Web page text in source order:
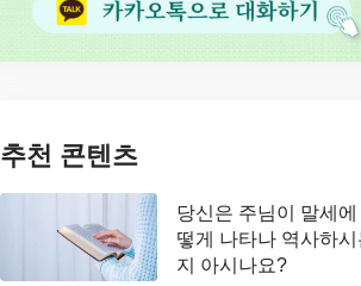
추천 콘텐츠
당신은 주님이 말세에
떻게 나타나 역사하시
지 아시나요?